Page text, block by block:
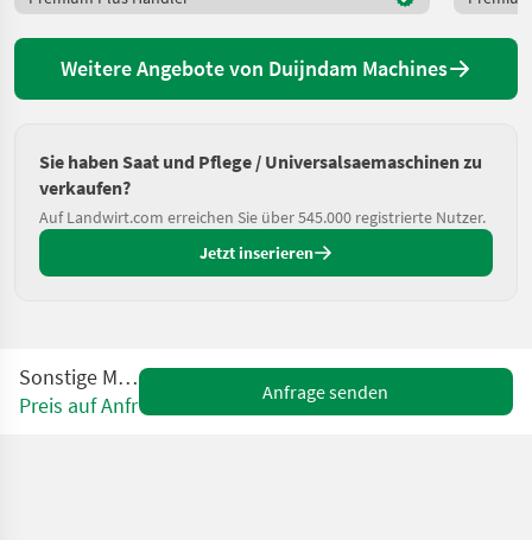
Weitere Angebote von Duijndam Machines
Sie haben Saat und Pflege / Universalsaemaschinen zu
verkaufen?
Auf Landwirt.com erreichen Sie über 545.000 registrierte Nutzer.
Jetzt inserieren
Sonstige Miniair-S
Preis auf Anfrage
Anfrage senden